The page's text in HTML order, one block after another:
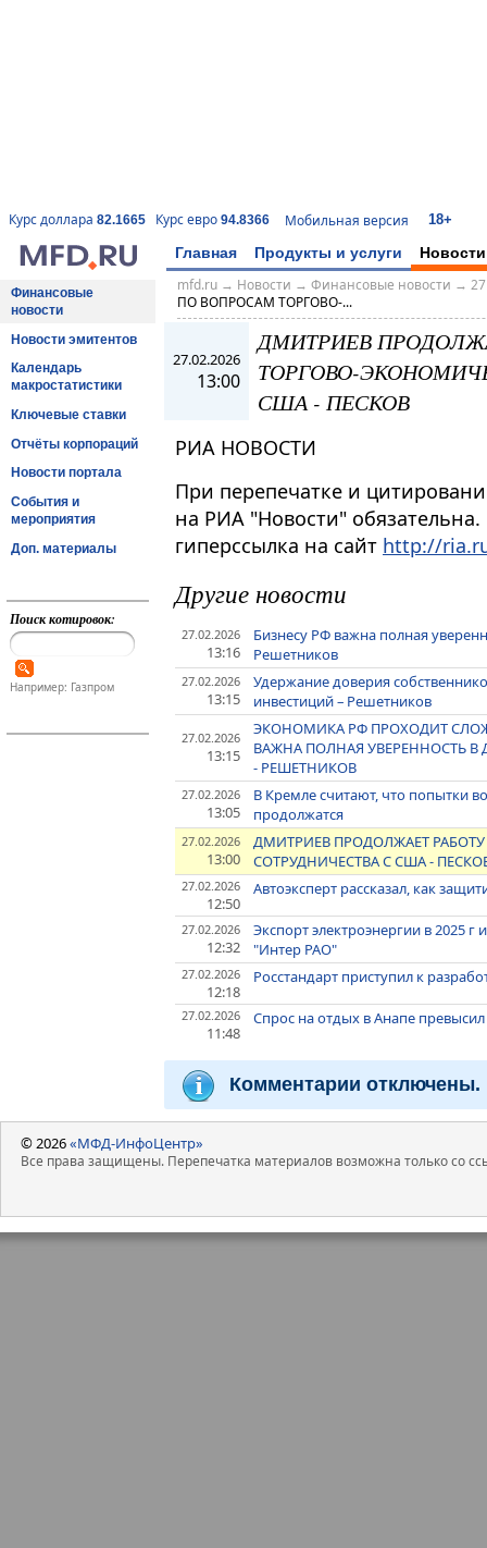
Курс доллара 82.1665 Курс евро 94.8366 Мобильная версия 18+
Главная Продукты и услуги Новости
Финансовые
новости
Новости эмитентов
Календарь
макростатистики
Ключевые ставки
Отчёты корпораций
Новости портала
События и
мероприятия
Доп. материалы
Поиск котировок:
Например: Газпром
mfd.ru→ Новости → Финансовые новости →
ПО ВОПРОСАМ ТОРГОВО-...
27.02.2026
13:00
ДМИТРИЕВ
ТОРГОВО-
США - ПЕСКОВ
РИА НОВОСТИ
При перепечатке и
на РИА "Новости"
гиперссылка на сайт http://
Другие новости
27.02.2026
13:16
Бизнесу РФ важна полная
Решетников
27.02.2026
13:15
Удержание доверия
инвестиций – Решетников
27.02.2026
13:15
ЭКОНОМИКА РФ ПРОХОДИТ
ВАЖНА ПОЛНАЯ УВЕРЕННОСТЬ
- РЕШЕТНИКОВ
27.02.2026
13:05
В Кремле считают, что попытки
продолжатся
27.02.2026
13:00
ДМИТРИЕВ ПРОДОЛЖАЕТ
СОТРУДНИЧЕСТВА С США -
27.02.2026
12:50
Автоэксперт рассказал, как
27.02.2026
12:32
Экспорт электроэнергии в 2025 г
"Интер РАО"
27.02.2026
12:18
Росстандарт приступил к
27.02.2026
11:48
Спрос на отдых в Анапе
Комментарии отключены.
© 2026«МФД-ИнфоЦентр»
Все права защищены. Перепечатка материалов возможна только со